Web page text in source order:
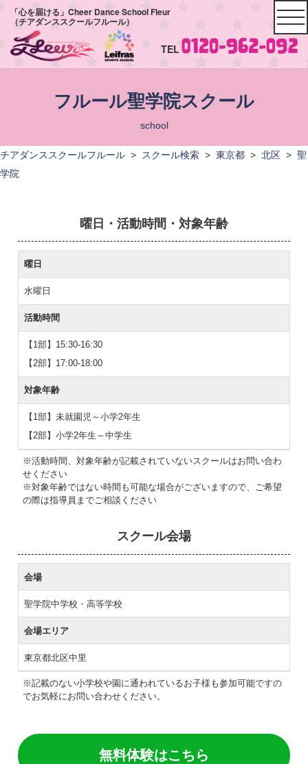
「心を届ける」Cheer Dance School Fleur
（チアダンススクールフルール）
TEL
フルール聖学院スクール
school
チアダンススクールフルール > スクール検索 > 東京都 > 北区 > 聖
学院
曜日・活動時間・対象年齢
曜日
水曜日
活動時間
【1部】15:30-16:30
【2部】17:00-18:00
対象年齢
【1部】未就園児～小学2年生
【2部】小学2年生～中学生
※活動時間、対象年齢が記載されていないスクールはお問い合わ
せください
※対象年齢ではない時間も可能な場合がございますので、ご希望
の際は指導員までご相談ください
スクール会場
会場
聖学院中学校・高等学校
会場エリア
東京都北区中里
※記載のない小学校や園に通われているお子様も参加可能ですの
でお気軽にお問い合わせください。
無料体験はこちら